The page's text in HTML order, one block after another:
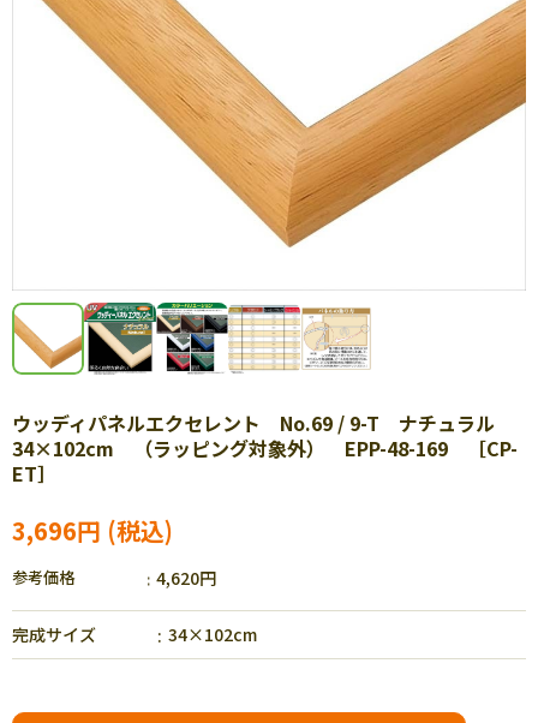
ウッディパネルエクセレント No.69 / 9-T ナチュラル
34×102cm （ラッピング対象外） EPP-48-169 ［CP-
ET］
3,696円
参考価格 4,620円
完成サイズ 34×102cm